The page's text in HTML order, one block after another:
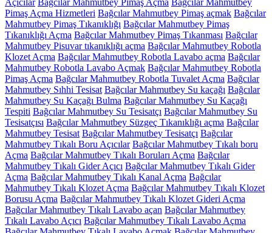
Açıcılar Bağcılar Mahmutbey Pimaş Açma Bağcılar Mahmutbey
Pimaş Açma Hizmetleri Bağcılar Mahmutbey Pimaş açmak Bağcılar
Mahmutbey Pimaş Tıkanıklığı Bağcılar Mahmutbey Pimaş
Tıkanıklığı Açma Bağcılar Mahmutbey Pimaş Tıkanması Bağcılar
Mahmutbey Pisuvar tıkanıklığı açma Bağcılar Mahmutbey Robotla
Klozet Açma Bağcılar Mahmutbey Robotla Lavabo açma Bağcılar
Mahmutbey Robotla Lavabo Açmak Bağcılar Mahmutbey Robotla
Pimaş Açma Bağcılar Mahmutbey Robotla Tuvalet Açma Bağcılar
Mahmutbey Sıhhi Tesisat Bağcılar Mahmutbey Su kaçağı Bağcılar
Mahmutbey Su Kaçağı Bulma Bağcılar Mahmutbey Su Kaçağı
Tespiti Bağcılar Mahmutbey Su Tesisatçı Bağcılar Mahmutbey Su
Tesisatçısı Bağcılar Mahmutbey Süzgeç Tıkanıklığı açma Bağcılar
Mahmutbey Tesisat Bağcılar Mahmutbey Tesisatçı Bağcılar
Mahmutbey Tıkalı Boru Açıcılar Bağcılar Mahmutbey Tıkalı boru
Açma Bağcılar Mahmutbey Tıkalı Boruları Açma Bağcılar
Mahmutbey Tıkalı Gider Açıcı Bağcılar Mahmutbey Tıkalı Gider
Açma Bağcılar Mahmutbey Tıkalı Kanal Açma Bağcılar
Mahmutbey Tıkalı Klozet Açma Bağcılar Mahmutbey Tıkalı Klozet
Borusu Açma Bağcılar Mahmutbey Tıkalı Klozet Gideri Açma
Bağcılar Mahmutbey Tıkalı Lavabo açan Bağcılar Mahmutbey
Tıkalı Lavabo Açıcı Bağcılar Mahmutbey Tıkalı Lavabo Açma